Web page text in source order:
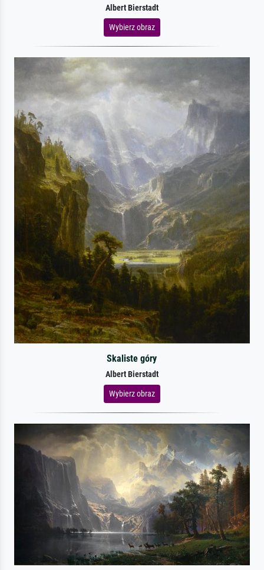
Albert Bierstadt
Wybierz obraz
Skaliste góry
Albert Bierstadt
Wybierz obraz